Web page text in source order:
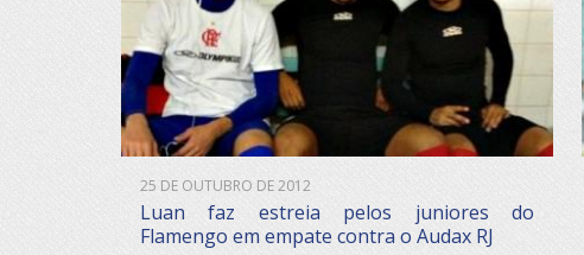
25 DE OUTUBRO DE 2012
Luan faz estreia pelos juniores do
Flamengo em empate contra o Audax RJ